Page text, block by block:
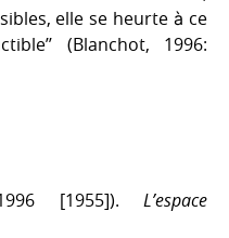
elle se heurte à ce
(Blanchot, 1996:
[1955]). L’espace